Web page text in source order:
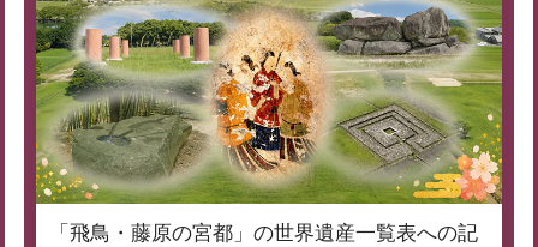
「飛鳥・藤原の宮都」の世界遺産一覧表への記